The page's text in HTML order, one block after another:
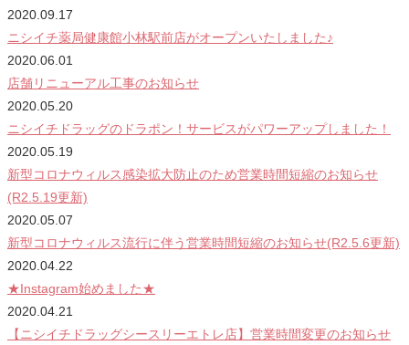
2020.09.17
ニシイチ薬局健康館小林駅前店がオープンいたしました♪
2020.06.01
店舗リニューアル工事のお知らせ
2020.05.20
ニシイチドラッグのドラポン！サービスがパワーアップしました！
2020.05.19
新型コロナウィルス感染拡大防止のため営業時間短縮のお知らせ
(R2.5.19更新)
2020.05.07
新型コロナウィルス流行に伴う営業時間短縮のお知らせ(R2.5.6更新)
2020.04.22
★Instagram始めました★
2020.04.21
【ニシイチドラッグシースリーエトレ店】営業時間変更のお知らせ